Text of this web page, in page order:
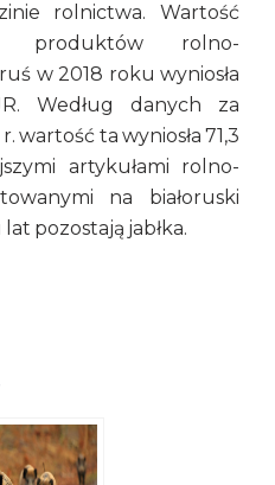
rolnictwa. Wartość
produktów rolno-
w 2018 roku wyniosła
Według danych za
wartość ta wyniosła 71,3
artykułami rolno-
na białoruski
pozostają jabłka.